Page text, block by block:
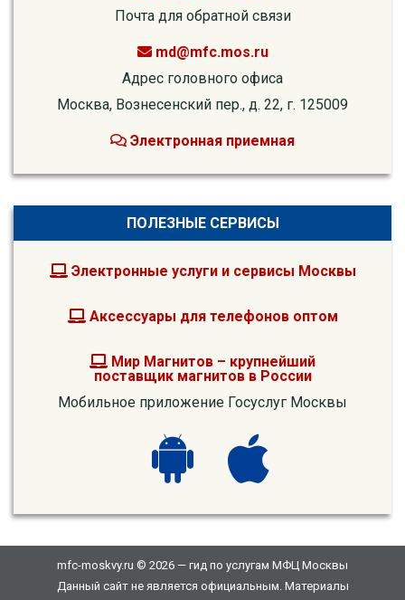
Почта для обратной связи
md@mfc.mos.ru
Адрес головного офиса
Москва, Вознесенский пер., д. 22, г. 125009
Электронная приемная
ПОЛЕЗНЫЕ СЕРВИСЫ
Электронные услуги и сервисы Москвы
Аксессуары для телефонов оптом
Мир Магнитов – крупнейший
поставщик магнитов в России
Мобильное приложение Госуслуг Москвы
mfc-moskvy.ru © 2026 — гид по услугам МФЦ Москвы
Данный сайт не является официальным. Материалы